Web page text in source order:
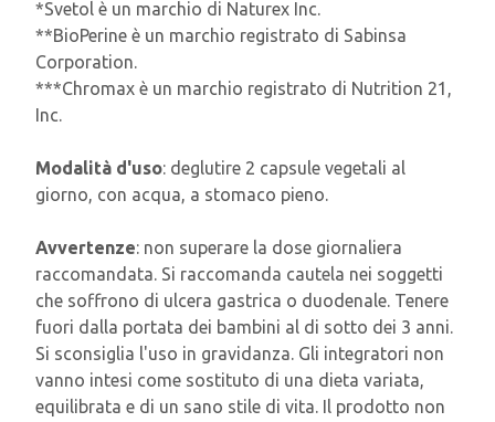
*Svetol è un marchio di Naturex Inc.
**BioPerine è un marchio registrato di Sabinsa
Corporation.
***Chromax è un marchio registrato di Nutrition 21,
Inc.
Modalità d'uso: deglutire 2 capsule vegetali al
giorno, con acqua, a stomaco pieno.
Avvertenze: non superare la dose giornaliera
raccomandata. Si raccomanda cautela nei soggetti
che soffrono di ulcera gastrica o duodenale. Tenere
fuori dalla portata dei bambini al di sotto dei 3 anni.
Si sconsiglia l'uso in gravidanza. Gli integratori non
vanno intesi come sostituto di una dieta variata,
equilibrata e di un sano stile di vita. Il prodotto non